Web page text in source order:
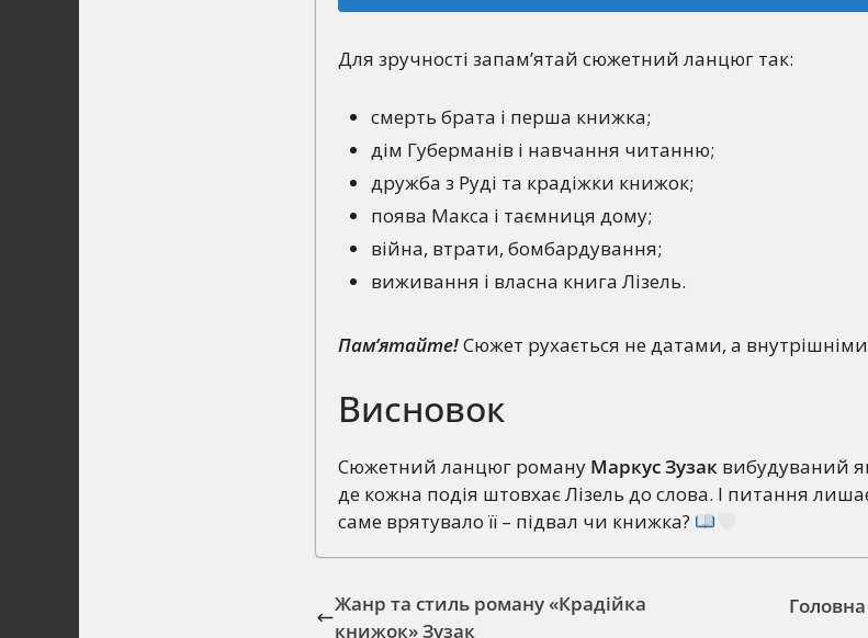
Для зручності запам’ятай сюжетний ланцюг так:
смерть брата і перша книжка;
дім Губерманів і навчання читанню;
дружба з Руді та крадіжки книжок;
поява Макса і таємниця дому;
війна, втрати, бомбардування;
виживання і власна книга Лізель.
Пам’ятайте!Сюжет рухається не датами, а внутрішніми
Висновок
Сюжетний ланцюг роману Маркус Зузак вибудуваний
де кожна подія штовхає Лізель до слова. І питання
саме врятувало її – підвал чи книжка?
Жанр та стиль роману «Крадійка
книжок» Зузак